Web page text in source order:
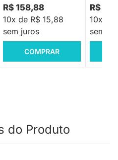
R$ 158,88
10x de R$ 15,88
sem juros
COMPRAR
R$
10x de
sem
do Produto